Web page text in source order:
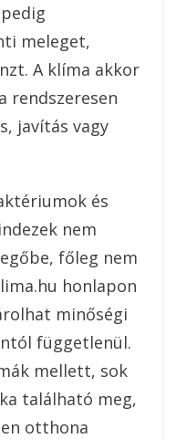
meleget,
A klíma akkor
rendszeresen
javítás vagy
és
nem
főleg nem
honlapon
minőségi
függetlenül.
mellett, sok
található meg,
otthona